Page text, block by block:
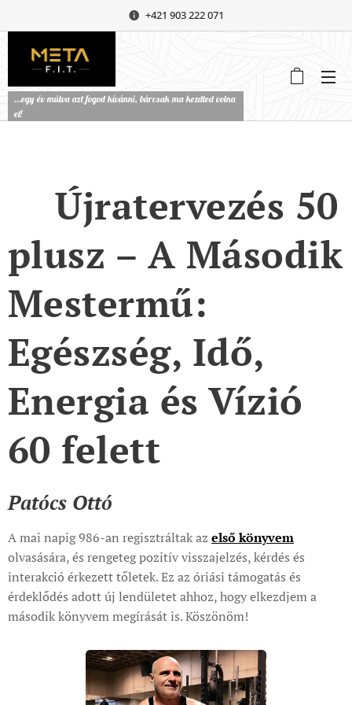
+421 903 222 071
...egy év múlva azt fogod kívánni, bárcsak ma kezdted volna
el!
📘Újratervezés 50
plusz – A Második
Mestermű:
Egészség, Idő,
Energia és Vízió
60 felett
Patócs Ottó
A mai napig 986-an regisztráltak az első könyvem
olvasására, és rengeteg pozitív visszajelzés, kérdés és
interakció érkezett tőletek. Ez az óriási támogatás és
érdeklődés adott új lendületet ahhoz, hogy elkezdjem a
második könyvem megírását is. Köszönöm!